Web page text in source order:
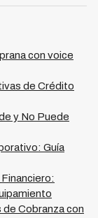
cada
and-play
legacy
detiene voice
aumenta
inversión
positivo se
portafolio,
clientes
de
se amplifica
con voice
de Crédito
y No Puede
Guía
Cobranza con